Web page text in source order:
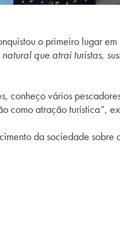
o primeiro lugar em
que atrai turistas,
conheço vários
como atração turística”,
da sociedade sobre